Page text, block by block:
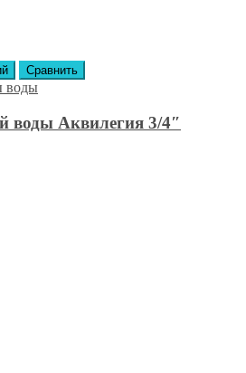
Сравнить
воды
воды Аквилегия 3/4″